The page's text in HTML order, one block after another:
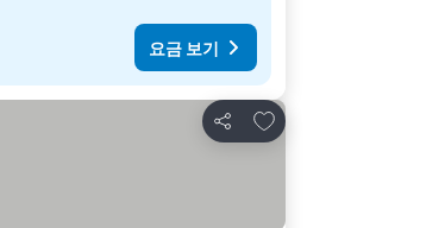
요금 보기
공유
즐겨찾기에 추가